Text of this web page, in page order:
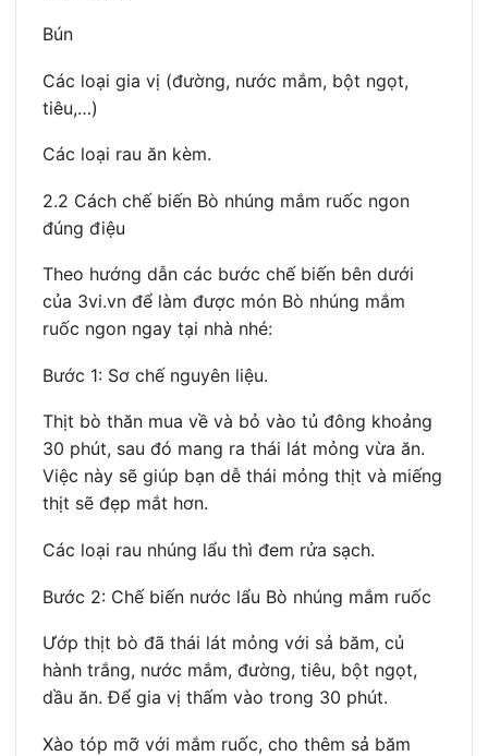
Bún
Các loại gia vị (đường, nước mắm, bột ngọt,
tiêu,…)
Các loại rau ăn kèm.
2.2 Cách chế biến Bò nhúng mắm ruốc ngon
đúng điệu
Theo hướng dẫn các bước chế biến bên dưới
của 3vi.vn để làm được món Bò nhúng mắm
ruốc ngon ngay tại nhà nhé:
Bước 1: Sơ chế nguyên liệu.
Thịt bò thăn mua về và bỏ vào tủ đông khoảng
30 phút, sau đó mang ra thái lát mỏng vừa ăn.
Việc này sẽ giúp bạn dễ thái mỏng thịt và miếng
thịt sẽ đẹp mắt hơn.
Các loại rau nhúng lẩu thì đem rửa sạch.
Bước 2: Chế biến nước lẩu Bò nhúng mắm ruốc
Ướp thịt bò đã thái lát mỏng với sả băm, củ
hành trắng, nước mắm, đường, tiêu, bột ngọt,
dầu ăn. Để gia vị thấm vào trong 30 phút.
Xào tóp mỡ với mắm ruốc, cho thêm sả băm